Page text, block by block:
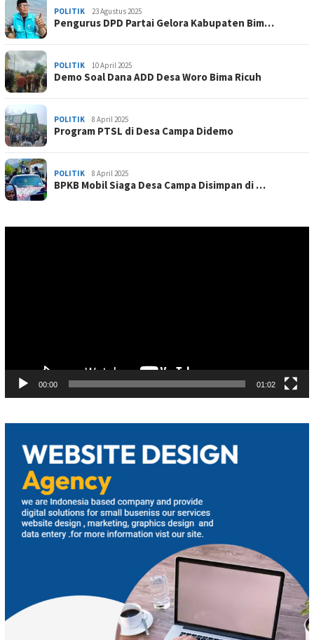
POLITIK 23 Agustus 2025
Pengurus DPD Partai Gelora Kabupaten Bim…
POLITIK 10 April 2025
Demo Soal Dana ADD Desa Woro Bima Ricuh
POLITIK 8 April 2025
Program PTSL di Desa Campa Didemo
POLITIK 8 April 2025
BPKB Mobil Siaga Desa Campa Disimpan di …
00:00 01:02